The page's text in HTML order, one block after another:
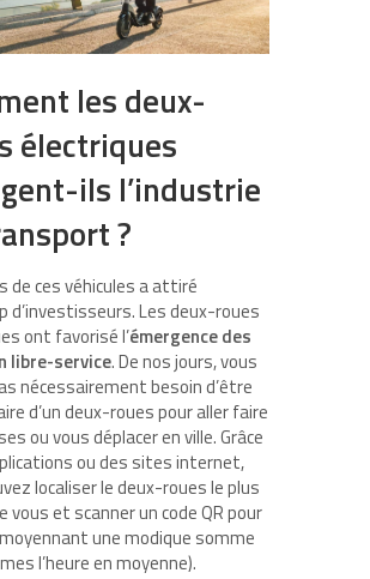
les deux-
électriques
ils l’industrie
?
de ces véhicules a attiré
d’investisseurs. Les deux-roues
ont favorisé l’émergence des
libre-service. De nos jours, vous
nécessairement besoin d’être
d’un deux-roues pour aller faire
ou vous déplacer en ville. Grâce
ou des sites internet,
localiser le deux-roues le plus
vous et scanner un code QR pour
une modique somme
l’heure en moyenne).